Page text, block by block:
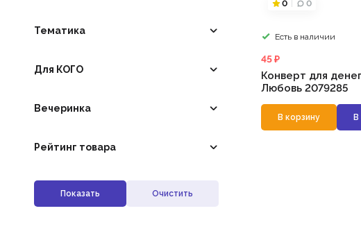
Тематика
Для КОГО
Вечеринка
Рейтинг товара
0 0
Есть в наличии
45 ₽
Конверт для
Любовь 2079285
В корзину В